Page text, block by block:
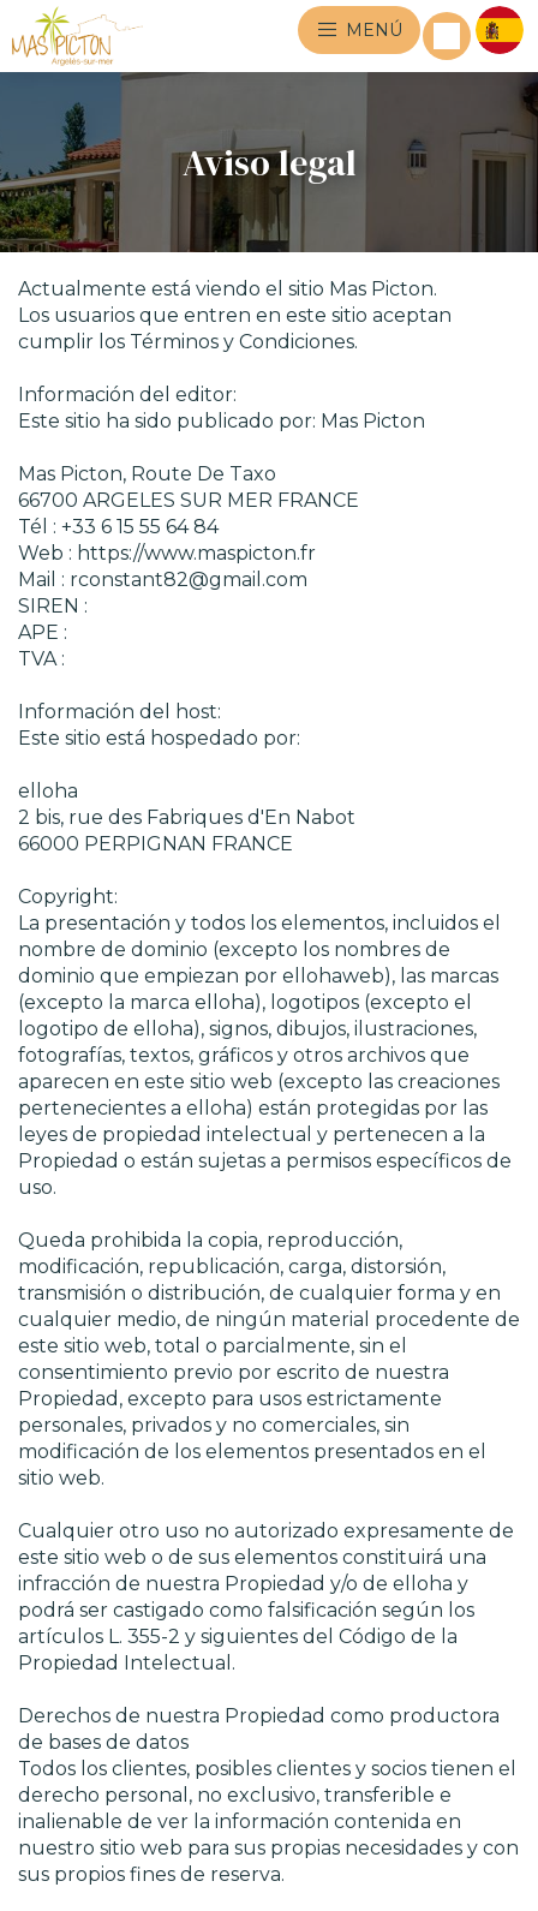
MENÚ
Aviso legal
Actualmente está viendo el sitio Mas Picton.
Los usuarios que entren en este sitio aceptan
cumplir los Términos y Condiciones.
Información del editor:
Este sitio ha sido publicado por: Mas Picton
Mas Picton, Route De Taxo
66700 ARGELES SUR MER FRANCE
Tél : +33 6 15 55 64 84
Web : https://www.maspicton.fr
Mail : rconstant82@gmail.com
SIREN :
APE :
TVA :
Información del host:
Este sitio está hospedado por:
elloha
2 bis, rue des Fabriques d'En Nabot
66000 PERPIGNAN FRANCE
Copyright:
La presentación y todos los elementos, incluidos el
nombre de dominio (excepto los nombres de
dominio que empiezan por ellohaweb), las marcas
(excepto la marca elloha), logotipos (excepto el
logotipo de elloha), signos, dibujos, ilustraciones,
fotografías, textos, gráficos y otros archivos que
aparecen en este sitio web (excepto las creaciones
pertenecientes a elloha) están protegidas por las
leyes de propiedad intelectual y pertenecen a la
Propiedad o están sujetas a permisos específicos de
uso.
Queda prohibida la copia, reproducción,
modificación, republicación, carga, distorsión,
transmisión o distribución, de cualquier forma y en
cualquier medio, de ningún material procedente de
este sitio web, total o parcialmente, sin el
consentimiento previo por escrito de nuestra
Propiedad, excepto para usos estrictamente
personales, privados y no comerciales, sin
modificación de los elementos presentados en el
sitio web.
Cualquier otro uso no autorizado expresamente de
este sitio web o de sus elementos constituirá una
infracción de nuestra Propiedad y/o de elloha y
podrá ser castigado como falsificación según los
artículos L. 355-2 y siguientes del Código de la
Propiedad Intelectual.
Derechos de nuestra Propiedad como productora
de bases de datos
Todos los clientes, posibles clientes y socios tienen el
derecho personal, no exclusivo, transferible e
inalienable de ver la información contenida en
nuestro sitio web para sus propias necesidades y con
sus propios fines de reserva.